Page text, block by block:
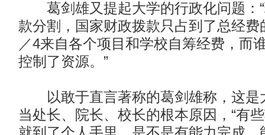
葛剑雄又提起大学的行政化问题：“
款分割，国家财政拨款只占到了总经费
／4来自各个项目和学校自筹经费，而
控制了资源。”
以敢于直言著称的葛剑雄称，这是
当处长、院长、校长的根本原因，“有